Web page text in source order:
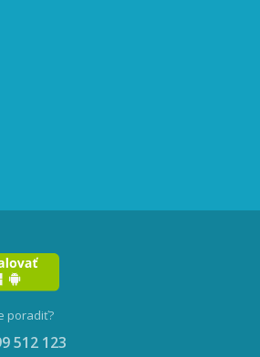
poradiť?
512 123